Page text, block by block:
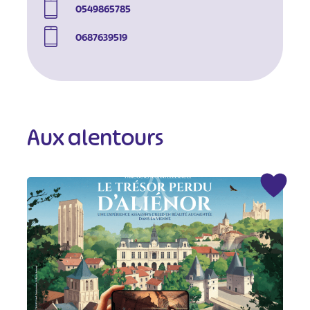
0549865785
0687639519
Aux alentours